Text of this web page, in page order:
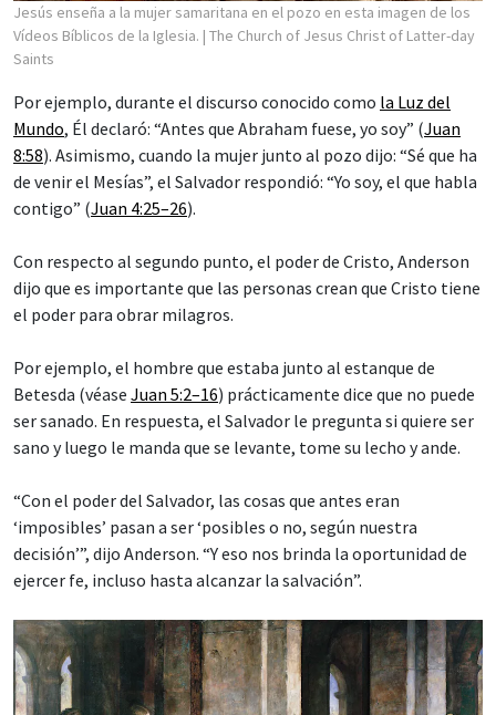
Jesús enseña a la mujer samaritana en el pozo en esta imagen de los
Vídeos Bíblicos de la Iglesia. | The Church of Jesus Christ of Latter-day
Saints
Por ejemplo, durante el discurso conocido como la Luz del
Mundo, Él declaró: “Antes que Abraham fuese, yo soy” (Juan
8:58). Asimismo, cuando la mujer junto al pozo dijo: “Sé que ha
de venir el Mesías”, el Salvador respondió: “Yo soy, el que habla
contigo” (Juan 4:25–26).
Con respecto al segundo punto, el poder de Cristo, Anderson
dijo que es importante que las personas crean que Cristo tiene
el poder para obrar milagros.
Por ejemplo, el hombre que estaba junto al estanque de
Betesda (véase Juan 5:2–16) prácticamente dice que no puede
ser sanado. En respuesta, el Salvador le pregunta si quiere ser
sano y luego le manda que se levante, tome su lecho y ande.
“Con el poder del Salvador, las cosas que antes eran
‘imposibles’ pasan a ser ‘posibles o no, según nuestra
decisión’”, dijo Anderson. “Y eso nos brinda la oportunidad de
ejercer fe, incluso hasta alcanzar la salvación”.